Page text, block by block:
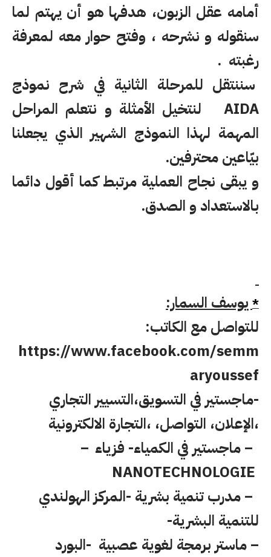
أمامه عقل الزبون، هدفها هو أن يهتم لما
سنقوله و نشرحه ، وفتح حوار معه لمعرفة
رغبته .
سننتقل للمرحلة الثانية في شرح نموذج
AIDA
لنتخيل الأمثلة و نتعلم المراحل
المهمة لهذا النموذج الشهير الذي يجعلنا
بيّاعين محترفين.
و يبقى نجاح العملية مرتبط كما أقول دائما
بالاستعداد و الصدق.
* يوسف السمار:
للتواصل مع الكاتب:
https://www.facebook.com/semm
aryoussef
-ماجستير في التسويق،التسيير التجاري
،الإعلان، التواصل، ،التجارة الالكترونية
–ماجستير في الكمياء- فزياء –
NANOTECHNOLOGIE
– مدرب تنمية بشرية -المركز الهولندي
للتنمية البشرية-
– ماستر برمجة لغوية عصبية -البورد